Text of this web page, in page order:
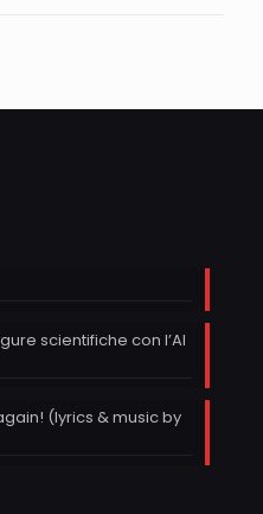
scientifiche con l’AI
(lyrics & music by